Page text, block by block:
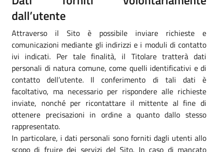
dall’utente
Attraverso il Sito è possibile inviare richieste e
comunicazioni mediante gli indirizzi e i moduli di contatto
ivi indicati. Per tale finalità, il Titolare tratterà dati
personali di natura comune, come quelli identificativi e di
contatto dell’utente. Il conferimento di tali dati è
facoltativo, ma necessario per rispondere alle richieste
inviate, nonché per ricontattare il mittente al fine di
ottenere precisazioni in ordine a quanto dallo stesso
rappresentato.
In particolare, i dati personali sono forniti dagli utenti allo
scopo di fruire dei servizi del Sito. In caso di mancato